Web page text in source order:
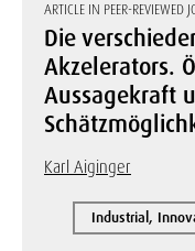
ARTICLE IN PEER-REVIEWED
Die
Akzelerators.
Aussagekraft
Karl Aiginger
Industrial,